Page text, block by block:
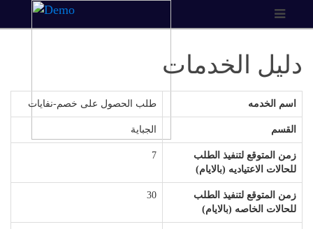
دليل الخدمات
اسم الخدمه طلب الحصول على خصم-نفايات
القسم الجباية
زمن المتوقع لتنفيذ الطلب
للحالات الاعتياديه (بالايام)
7
زمن المتوقع لتنفيذ الطلب
للحالات الخاصه (بالايام)
30